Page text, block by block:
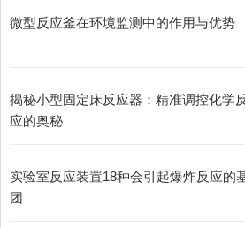
微型反应釜在环境监测中的作用与优势
揭秘小型固定床反应器：精准调控化学
应的奥秘
实验室反应装置18种会引起爆炸反应的
团